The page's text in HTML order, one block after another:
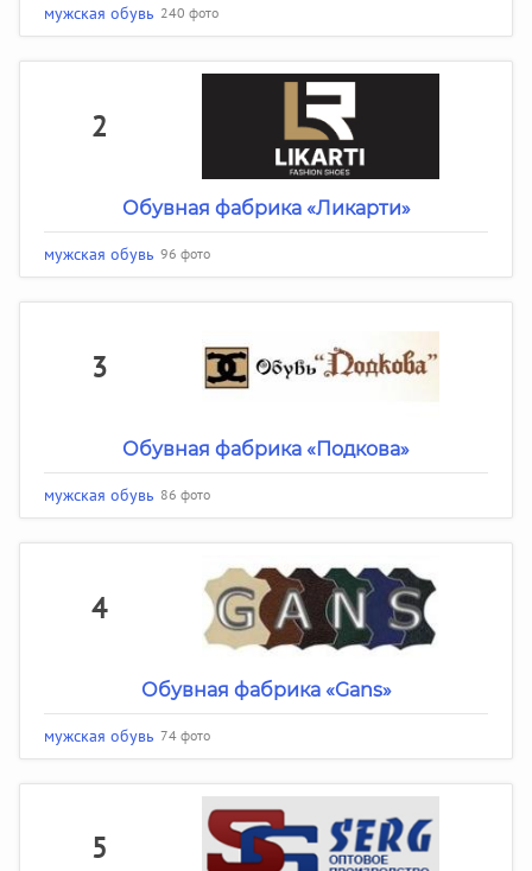
мужская обувь 240 фото
2
Обувная фабрика «Ликарти»
мужская обувь 96 фото
3
Обувная фабрика «Подкова»
мужская обувь 86 фото
4
Обувная фабрика «Gans»
мужская обувь 74 фото
5